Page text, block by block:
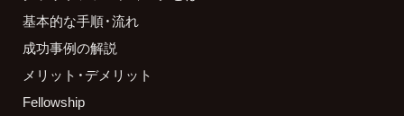
基本的な手順・流れ
成功事例の解説
メリット・デメリット
Fellowship